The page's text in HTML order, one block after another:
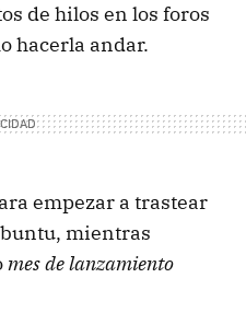
de hilos en los foros
hacerla andar.
empezar a trastear
mientras
mes de lanzamiento